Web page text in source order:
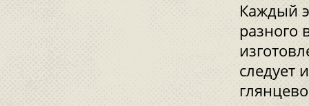
Каждый
разного
следует